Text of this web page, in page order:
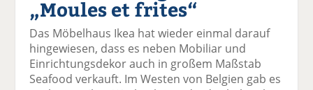
uf
F
ac
e
wi
tt
er
n
uf
Li
n
k
er
m
ai
ru
n
„Moules et frites“
Das Möbelhaus Ikea hat wieder einmal darauf
hingewiesen, dass es neben Mobiliar und
Einrichtungsdekor auch in großem Maßstab
Seafood verkauft. Im Westen von Belgien gab es